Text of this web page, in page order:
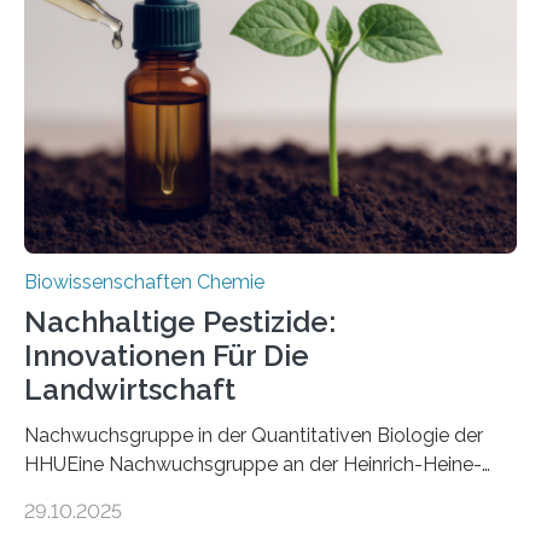
nun den Namen Cretosabethes primaevus. Dieser erste
fossile Nachweis einer Stechmückenlarve in Bernstein
stellt gleichzeitig den ersten Fossilfund einer
Mückenlarve aus dem Mesozoikum dar, denn…
Biowissenschaften Chemie
Nachhaltige Pestizide:
Innovationen Für Die
Landwirtschaft
Nachwuchsgruppe in der Quantitativen Biologie der
HHUEine Nachwuchsgruppe an der Heinrich-Heine-
fünf Jahren erforschen, wie Bakterien auf
29.10.2025